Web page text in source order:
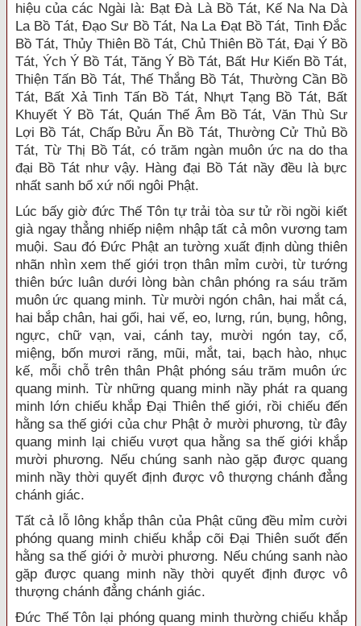
hiệu của các Ngài là: Bạt Đà Là Bồ Tát, Kế Na Na Dà
La Bồ Tát, Đạo Sư Bồ Tát, Na La Đạt Bồ Tát, Tinh Đắc
Bồ Tát, Thủy Thiên Bồ Tát, Chủ Thiên Bồ Tát, Đại Ý Bồ
Tát, Ých Ý Bồ Tát, Tăng Ý Bồ Tát, Bất Hư Kiến Bồ Tát,
Thiện Tấn Bồ Tát, Thế Thắng Bồ Tát, Thường Cần Bồ
Tát, Bất Xả Tinh Tấn Bồ Tát, Nhựt Tạng Bồ Tát, Bất
Khuyết Ý Bồ Tát, Quán Thế Âm Bồ Tát, Văn Thù Sư
Lợi Bồ Tát, Chấp Bửu Ấn Bồ Tát, Thường Cử Thủ Bồ
Tát, Từ Thị Bồ Tát, có trăm ngàn muôn ức na do tha
đại Bồ Tát như vậy. Hàng đại Bồ Tát nầy đều là bực
nhất sanh bổ xứ nối ngôi Phật.
Lúc bấy giờ đức Thế Tôn tự trải tòa sư tử rồi ngồi kiết
già ngay thẳng nhiếp niệm nhập tất cả môn vương tam
muội. Sau đó Đức Phật an tường xuất định dùng thiên
nhãn nhìn xem thế giới trọn thân mỉm cười, từ tướng
thiên bức luân dưới lòng bàn chân phóng ra sáu trăm
muôn ức quang minh. Từ mười ngón chân, hai mắt cá,
hai bắp chân, hai gối, hai vế, eo, lưng, rún, bụng, hông,
ngực, chữ vạn, vai, cánh tay, mười ngón tay, cổ,
miệng, bốn mươi răng, mũi, mắt, tai, bạch hào, nhục
kế, mỗi chỗ trên thân Phật phóng sáu trăm muôn ức
quang minh. Từ những quang minh nầy phát ra quang
minh lớn chiếu khắp Đại Thiên thế giới, rồi chiếu đến
hằng sa thế giới của chư Phật ở mười phương, từ đây
quang minh lại chiếu vượt qua hằng sa thế giới khắp
mười phương. Nếu chúng sanh nào gặp được quang
minh nầy thời quyết định được vô thượng chánh đẳng
chánh giác.
Tất cả lỗ lông khắp thân của Phật cũng đều mỉm cười
phóng quang minh chiếu khắp cõi Đại Thiên suốt đến
hằng sa thế giới ở mười phương. Nếu chúng sanh nào
gặp được quang minh nầy thời quyết định được vô
thượng chánh đẳng chánh giác.
Đức Thế Tôn lại phóng quang minh thường chiếu khắp